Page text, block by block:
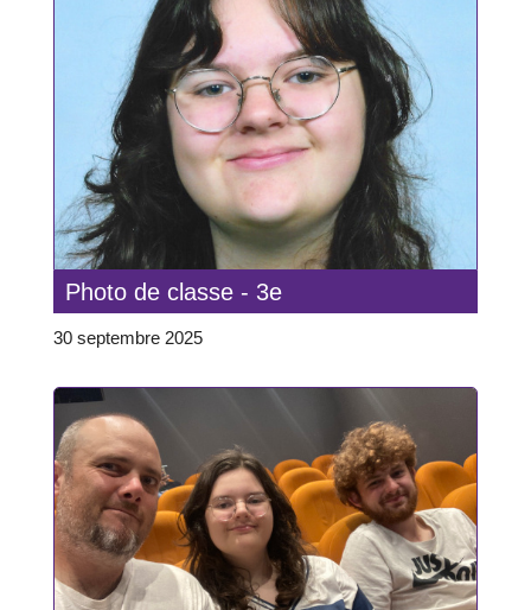
Photo de classe - 3e
30 septembre 2025